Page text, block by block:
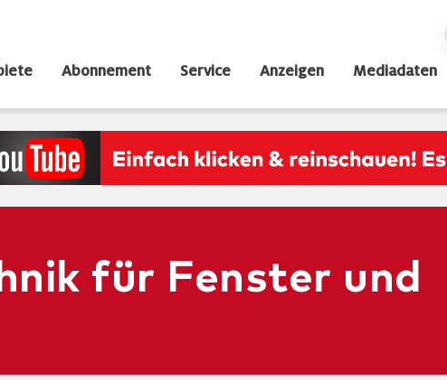
Abonnement Service Anzeigen Mediadaten
für Fenster und